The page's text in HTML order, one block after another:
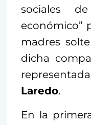
sociales
económico”
madres
dicha
Laredo.
En la